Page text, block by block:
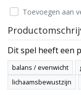
Toevoegen aan
Dit spel heeft een
balans / evenwicht
lichaamsbewustzijn